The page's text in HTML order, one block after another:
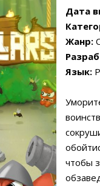
Дата
Жанр:
Язык:
чтобы